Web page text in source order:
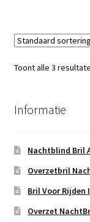
Toont alle 3
Informatie
Nachtblind Bril
Overzetbril
Bril Voor Rijden
Overzet